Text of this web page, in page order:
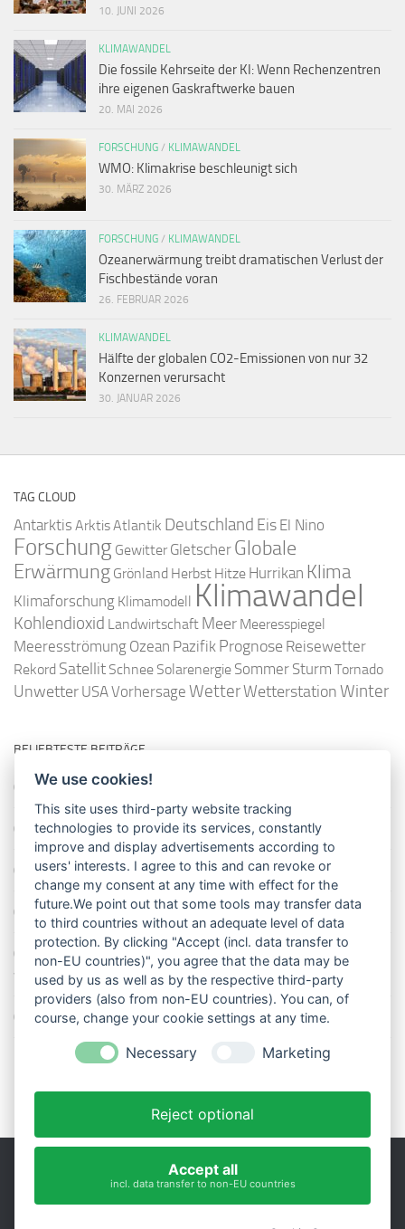
10. JUNI 2026
KLIMAWANDEL
Die fossile Kehrseite der KI: Wenn Rechenzentren
ihre eigenen Gaskraftwerke bauen
20. MAI 2026
FORSCHUNG / KLIMAWANDEL
WMO: Klimakrise beschleunigt sich
30. MÄRZ 2026
FORSCHUNG / KLIMAWANDEL
Ozeanerwärmung treibt dramatischen Verlust der
Fischbestände voran
26. FEBRUAR 2026
KLIMAWANDEL
Hälfte der globalen CO2-Emissionen von nur 32
Konzernen verursacht
30. JANUAR 2026
TAG CLOUD
Antarktis ArktisAtlantik Deutschland Eis El Nino
Forschung Gewitter Gletscher Globale
Erwärmung Grönland Herbst Hitze Hurrikan Klima
Klimaforschung Klimamodell Klimawandel
Kohlendioxid Landwirtschaft Meer Meeresspiegel
Meeresströmung Ozean Pazifik Prognose Reisewetter
Rekord Satellit Schnee Solarenergie Sommer Sturm Tornado
Unwetter USAVorhersage WetterWetterstationWinter
BELIEBTESTE BEITRÄGE
So misst man die Lufttemperatur richtig
Die richtige Wasserpumpe für den Garten
Das Wetter-Netzwerk WeatherCloud
So stellt man einen Regenmesser korrekt auf
11 Dinge über den Luftdruck, die Sie garantiert noch nicht alle
wussten
Blitzstatistik Europa: Wo gewittert es am meisten?
We use cookies!
This site uses third-party website tracking
technologies to provide its services, constantly
improve and display advertisements according to
users' interests. I agree to this and can revoke or
change my consent at any time with effect for the
future.We point out that some tools may transfer data
to third countries without an adequate level of data
protection. By clicking "Accept (incl. data transfer to
non-EU countries)", you agree that the data may be
used by us as well as by the respective third-party
providers (also from non-EU countries). You can, of
course, change your cookie settings at any time.
Necessary Marketing
Reject optional
Accept all
incl. data transfer to non-EU countries